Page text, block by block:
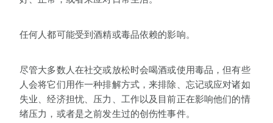
任何人都可能受到酒精或毒品依赖的影响。
尽管大多数人在社交或放松时会喝酒或使用毒品，但有些
人会将它们用作一种排解方式，来排除、忘记或应对诸如
失业、经济担忧、压力、工作以及目前正在影响他们的情
绪压力，或者是之前发生过的创伤性事件。